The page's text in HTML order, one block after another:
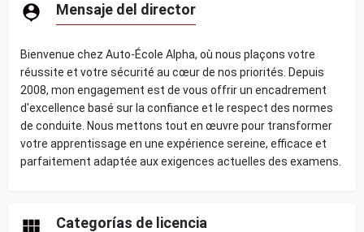
Mensaje del director
Bienvenue chez Auto-École Alpha, où nous plaçons votre
réussite et votre sécurité au cœur de nos priorités. Depuis
2008, mon engagement est de vous offrir un encadrement
d'excellence basé sur la confiance et le respect des normes
de conduite. Nous mettons tout en œuvre pour transformer
votre apprentissage en une expérience sereine, efficace et
parfaitement adaptée aux exigences actuelles des examens.
Categorías de licencia